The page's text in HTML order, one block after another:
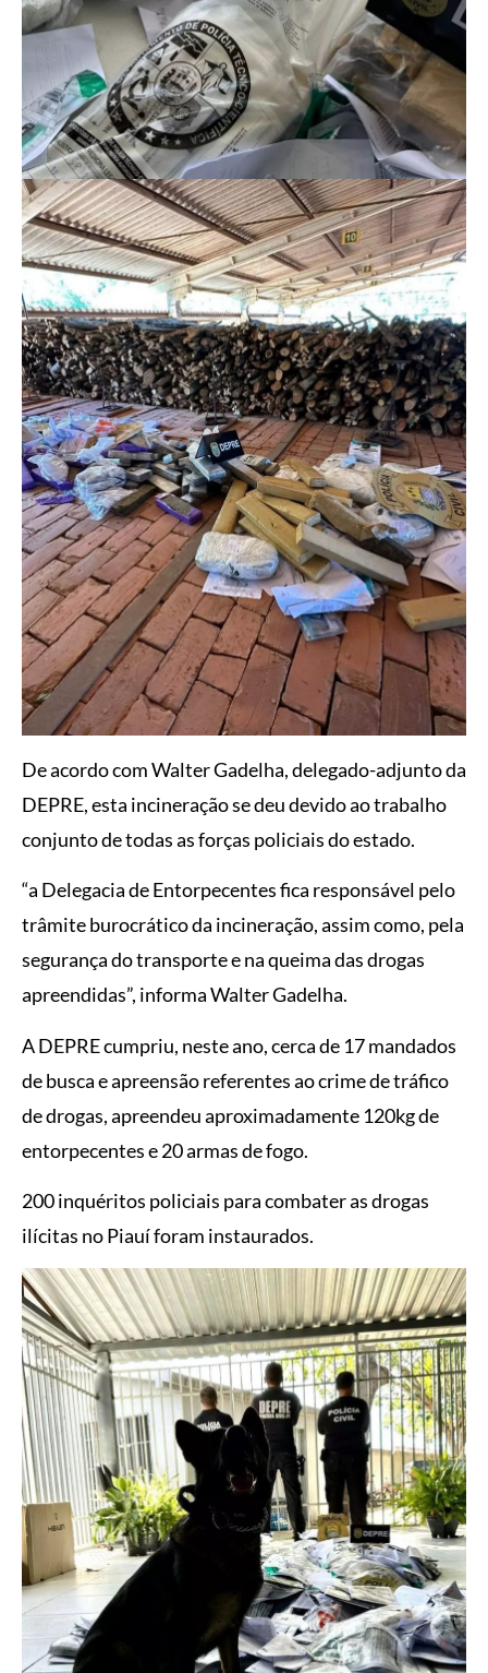
De acordo com Walter Gadelha, delegado-adjunto da
DEPRE, esta incineração se deu devido ao trabalho
conjunto de todas as forças policiais do estado.
“a Delegacia de Entorpecentes fica responsável pelo
trâmite burocrático da incineração, assim como, pela
segurança do transporte e na queima das drogas
apreendidas”, informa Walter Gadelha.
A DEPRE cumpriu, neste ano, cerca de 17 mandados
de busca e apreensão referentes ao crime de tráfico
de drogas, apreendeu aproximadamente 120kg de
entorpecentes e 20 armas de fogo.
200 inquéritos policiais para combater as drogas
ilícitas no Piauí foram instaurados.